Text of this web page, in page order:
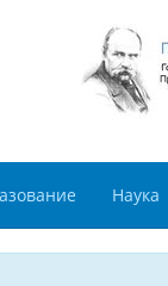
Наука